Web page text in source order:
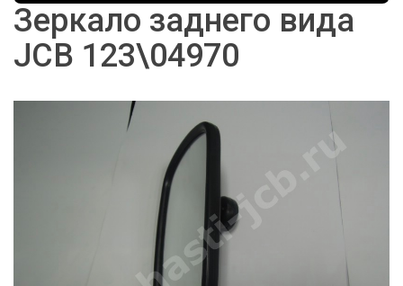
Зеркало заднего вида
JCB 123\04970